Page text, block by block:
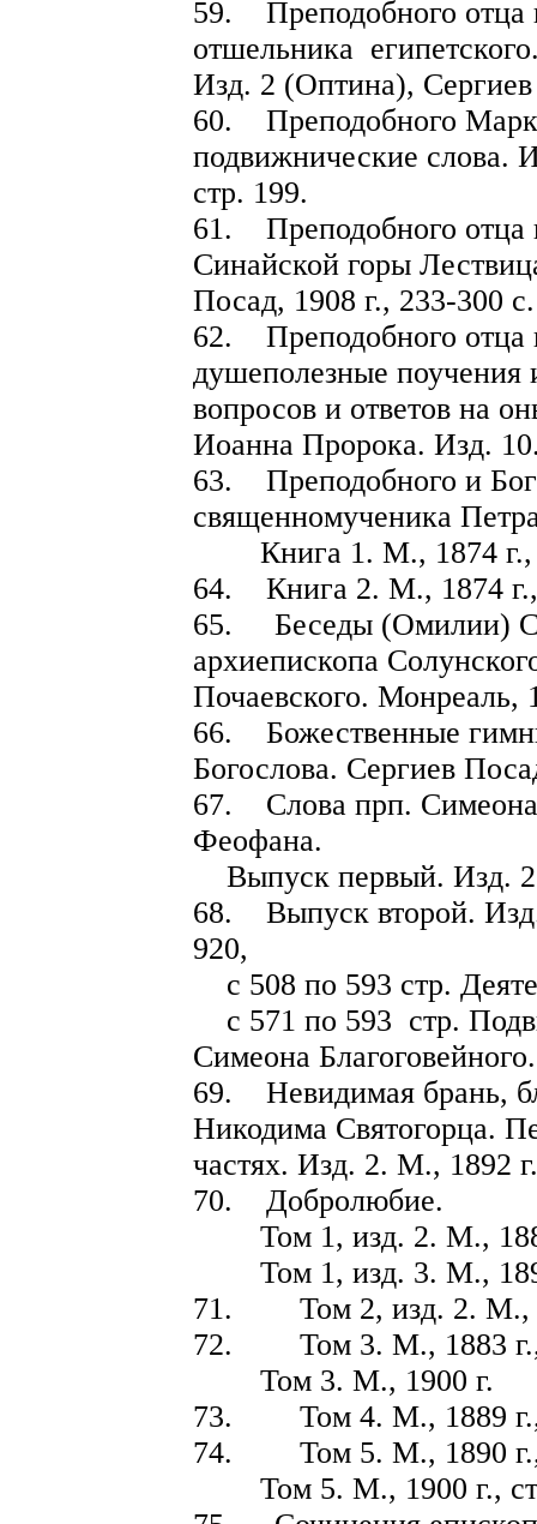
59. Преподобного
отшельника
Изд. 2 (Оптина),
60. Преподобного
подвижнические слова.
стр. 199.
61. Преподобного отца
Синайской горы
Посад, 1908 г., 233-300 с.
62. Преподобного
душеполезные поучения
вопросов и ответов на
Иоанна Пророка. Изд.
63. Преподобного и
священномученика
Книга 1. М., 1874 г.,
64. Книга 2. М., 1874 г.,
65. Беседы (Омилии)
архиепископа
Почаевского. Монреаль,
66. Божественные
Богослова. Сергиев
67. Слова прп. Симеона
Феофана.
Выпуск первый. Изд.
68. Выпуск второй.
920,
с 508 по 593 стр.
с 571 по 593 стр.
Симеона Благоговейного.
69. Невидимая брань,
Никодима Святогорца.
частях. Изд. 2. М., 1892
70. Добролюбие.
Том 1, изд. 2. М.,
Том 1, изд. 3. М.,
71. Том 2, изд. 2. М.,
72. Том 3. М., 1883 г.,
Том 3. М., 1900 г.
73. Том 4. М., 1889 г.,
74. Том 5. М., 1890 г.,
Том 5. М., 1900 г.,